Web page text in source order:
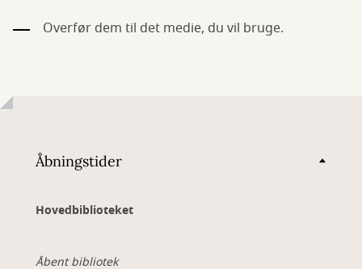
Overfør dem til det medie, du vil bruge.
Åbningstider
Hovedbiblioteket
Åbent bibliotek